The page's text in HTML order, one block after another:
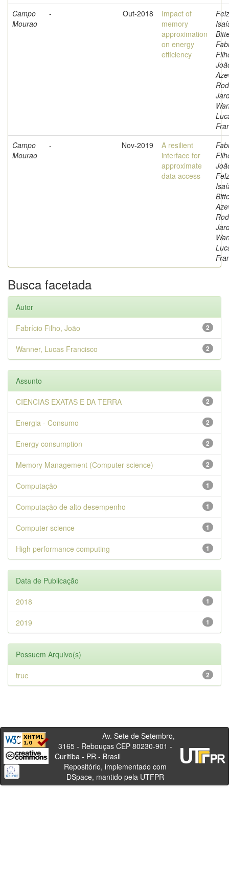
Campo
Mourao
- Out-2018
Impact of
memory
approximation
on energy
efficiency
Campo
Mourao
- Nov-2019
A resilient
interface for
approximate
data access
Busca facetada
Autor
2
Fabrício Filho, João
2
Wanner, Lucas Francisco
Assunto
2
CIENCIAS EXATAS E DA TERRA
2
Energia - Consumo
2
Energy consumption
2
Memory Management (Computer science)
1
Computação
1
Computação de alto desempenho
1
Computer science
1
High performance computing
Data de Publicação
1
2018
1
2019
Possuem Arquivo(s)
2
true
Av. Sete de Setembro,
3165 - Rebouças CEP 80230-901 -
Curitiba - PR - Brasil
Repositório, implementado com
DSpace, mantido pela UTFPR